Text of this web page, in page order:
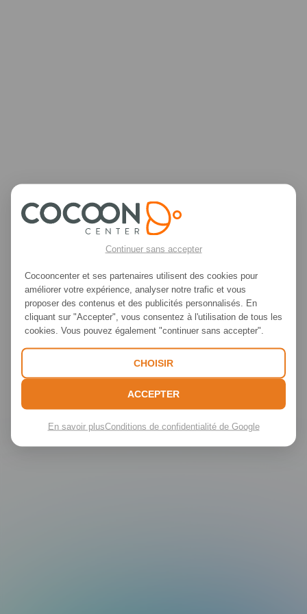
500
C.replaceAll is not a function
Continuer sans accepter
Cocooncenter et ses partenaires utilisent des cookies pour
améliorer votre expérience, analyser notre trafic et vous
proposer des contenus et des publicités personnalisés. En
cliquant sur "Accepter", vous consentez à l'utilisation de tous les
cookies. Vous pouvez également "continuer sans accepter".
CHOISIR
ACCEPTER
En savoir plusConditions de confidentialité de Google